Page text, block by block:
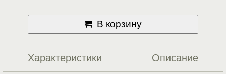
В корзину
Характеристики Описание